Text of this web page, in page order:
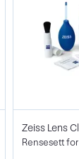
Zeiss Lens
Rensesett